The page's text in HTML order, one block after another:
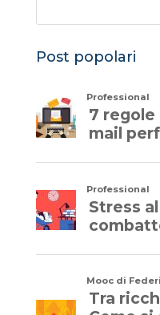
Post popolari